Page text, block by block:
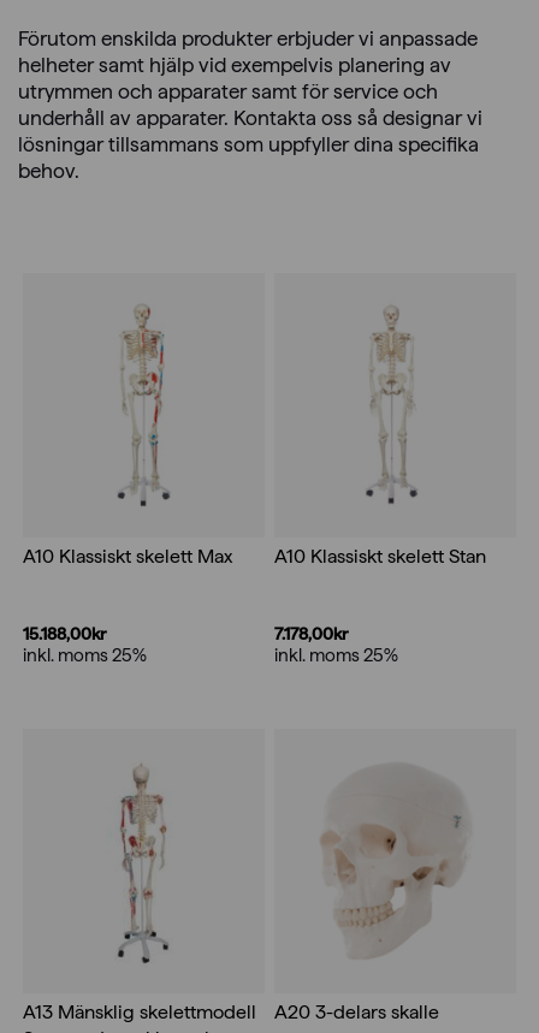
Förutom enskilda produkter erbjuder vi anpassade
helheter samt hjälp vid exempelvis planering av
utrymmen och apparater samt för service och
underhåll av apparater. Kontakta oss så designar vi
lösningar tillsammans som uppfyller dina specifika
behov.
A10 Klassiskt skelett Max
15.188,00kr
inkl. moms 25%
A10 Klassiskt skelett Stan
7.178,00kr
inkl. moms 25%
A13 Mänsklig skelettmodell
A20 3-delars skalle